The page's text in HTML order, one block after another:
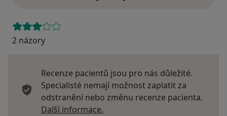
2 názory
Recenze pacientů jsou pro nás důležité.
Specialisté nemají možnost zaplatit za
odstranění nebo změnu recenze pacienta.
Další informace.